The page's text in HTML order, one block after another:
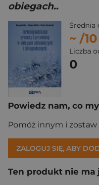
obiegach..
Średnia
~ /10
Liczba
0
Powiedz nam, co
Pomóż innym i zostaw
ZALOGUJ SIĘ, ABY
Ten produkt nie ma